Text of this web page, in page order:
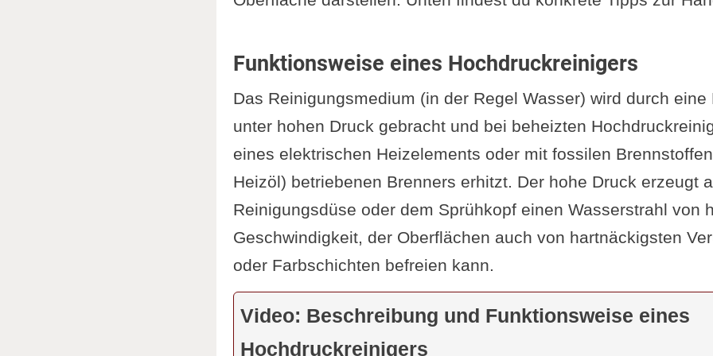
Umgang mit Reinigungsmitteln
Nachteile von Hochdruckreinigern
Interessante Fakten zum Hochdruckreiniger
Sicherheitsaspekte bei der Verwendung von
Persönliche Schutzausrüstung
Sicherheitsmaßnahmen bei der Bedienung
Vermeidung von Schäden und Verletzungen
Abschließende Gedanken und Empfehlungen
Hochdruckreiniger FAQ
Ergänzung oder Frage von dir?
Im Zusammenhang interessant
Inspektionen und Reinigungen, die richtige Lagerung und
Bedarf.
Details und Erläuterungen zu allen Punkten im weiteren
Funktionsweise eines Hochdruckreinigers
Das Reinigungsmedium (in der Regel Wasser) wird durch eine
unter hohen Druck gebracht und bei beheizten
eines elektrischen Heizelements oder mit fossilen
Heizöl) betriebenen Brenners erhitzt. Der hohe Druck erzeugt
Reinigungsdüse oder dem Sprühkopf einen Wasserstrahl von
Geschwindigkeit, der Oberflächen auch von hartnäckigsten
oder Farbschichten befreien kann.
Video: Beschreibung und Funktionsweise eines
Hochdruckreinigers